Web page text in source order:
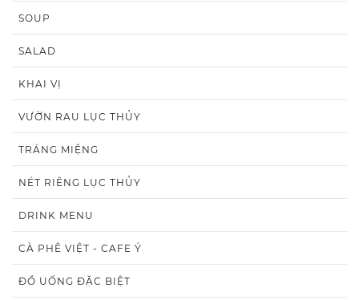
SOUP
SALAD
KHAI VỊ
VƯỜN RAU LỤC THỦY
TRÁNG MIỆNG
NÉT RIÊNG LỤC THỦY
DRINK MENU
CÀ PHÊ VIỆT - CAFE Ý
ĐỒ UỐNG ĐẶC BIỆT